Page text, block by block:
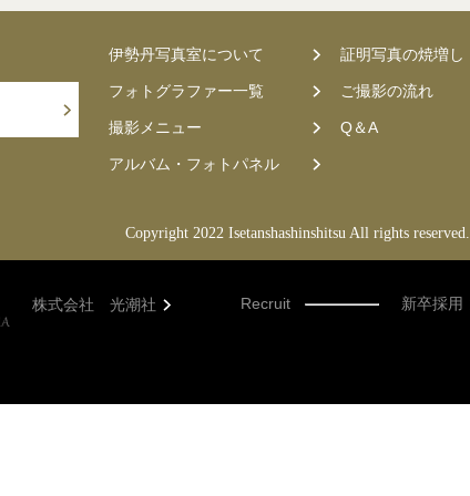
伊勢丹写真室について 証明写真の焼増し
フォトグラファー一覧 ご撮影の流れ
撮影メニュー Q＆A
アルバム・フォトパネル
Copyright 2022 Isetanshashinshitsu All rights reserved.
株式会社 光潮社 Recruit 新卒採用